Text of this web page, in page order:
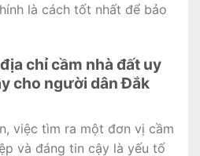
là cách tốt nhất để bảo
chỉ cầm nhà đất uy
cho người dân Đắk
việc tìm ra một đơn vị cầm
và đáng tin cậy là yếu tố